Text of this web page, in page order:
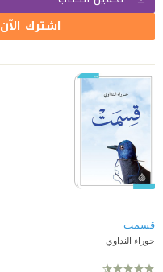
اشترك الآن
قسمت
حوراء النداوي